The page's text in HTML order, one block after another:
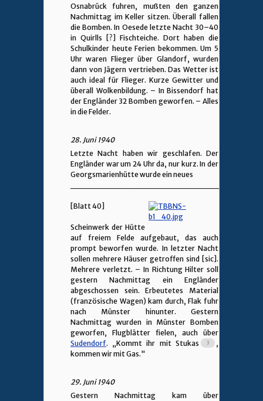
Osnabrück fuhren, mußten den ganzen
Nachmittag im Keller sitzen. Überall fallen
die Bomben. In Oesede letzte Nacht 30–40
in Quirlls [?] Fischteiche. Dort haben die
Schulkinder heute Ferien bekommen. Um 5
Uhr waren Flieger über Glandorf, wurden
dann von Jägern vertrieben. Das Wetter ist
auch ideal für Flieger. Kurze Gewitter und
überall Wolkenbildung. – In Bissendorf hat
der Engländer 32 Bomben geworfen. – Alles
in die Felder.
28. Juni 1940
Letzte Nacht haben wir geschlafen. Der
Engländer war um 24 Uhr da, nur kurz. In der
Georgsmarienhütte wurde ein neues
[Blatt 40]
Scheinwerk der Hütte
auf freiem Felde aufgebaut, das auch
prompt beworfen wurde. In letzter Nacht
sollen mehrere Häuser getroffen sind [sic].
Mehrere verletzt. – In Richtung Hilter soll
gestern Nachmittag ein Engländer
abgeschossen sein. Erbeutetes Material
(französische Wagen) kam durch, Flak fuhr
nach Münster hinunter. Gestern
Nachmittag wurden in Münster Bomben
geworfen, Flugblätter fielen, auch über
Sudendorf. „Kommt ihr mit Stukas
,
kommen wir mit Gas."
29. Juni 1940
Gestern Nachmittag kam über